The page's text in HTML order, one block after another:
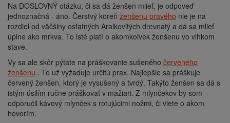
Na DOSLOVNÝ otázku, či sa dá ženšen mlieť, je odpoveď
jednoznačná - áno. Čerstvý koreň ženšenu pravého nie je na
rozdiel od väčšiny ostatných Aralkovitých drevnatý a dá sa mlieť
úplne ako mrkva. To isté platí o akomkoľvek ženšenu vo vlhkom
stave.
Vy sa ale skôr pýtate na práškovanie sušeného červeného
ženšenu . To už vyžaduje určitú prax. Najlepšie sa práškuje
červený ženšen, ktorý je vysušený a tvrdý. Takýto ženšen sa dá s
istým úsilím ručne práškovať v mažiari. Z mlynčekov by som
odporučil kávový mlynček s rotujúcimi nožmi, či viete o akom
hovorím.